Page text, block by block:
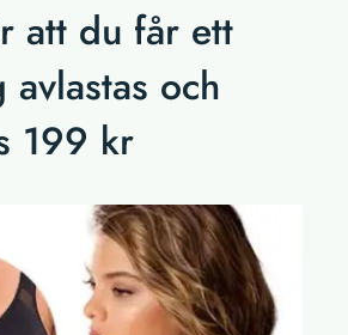
att du får ett
och
199 kr